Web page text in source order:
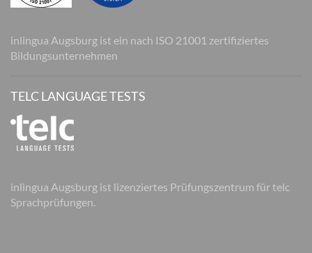
inlingua Augsburg ist ein nach ISO 21001 zertifiziertes
Bildungsunternehmen
TELC LANGUAGE TESTS
inlingua Augsburg ist lizenziertes Prüfungszentrum für telc
Sprachprüfungen.